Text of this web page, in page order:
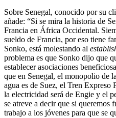
Sobre Senegal, conocido por su
añade: “Si se mira la historia de
Francia en África Occidental.
sueldo de Francia, por eso tiene
Sonko, está molestando al
problema es que Sonko dijo que
establecer asociaciones
que en Senegal, el monopolio de
agua es de Suez, el Tren
la electricidad será de Engie y el
se atreve a decir que si queremos
trabajo a los jóvenes para que se